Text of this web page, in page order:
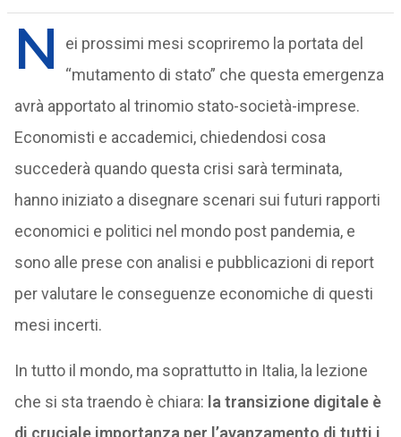
N
ei prossimi mesi scopriremo la portata del
“mutamento di stato” che questa emergenza
avrà apportato al trinomio stato-società-imprese.
Economisti e accademici, chiedendosi cosa
succederà quando questa crisi sarà terminata,
hanno iniziato a disegnare scenari sui futuri rapporti
economici e politici nel mondo post pandemia, e
sono alle prese con analisi e pubblicazioni di report
per valutare le conseguenze economiche di questi
mesi incerti.
In tutto il mondo, ma soprattutto in Italia, la lezione
che si sta traendo è chiara: la transizione digitale è
di cruciale importanza per l’avanzamento di tutti i